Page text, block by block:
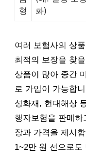
형
화)
여러 보험사의 상
최적의 보장을 찾
상품이 많아 중간
로 가입이 가능합
성화재, 현대해상
행자보험을 판매
장과 가격을 제시
1~2만 원 선으로도